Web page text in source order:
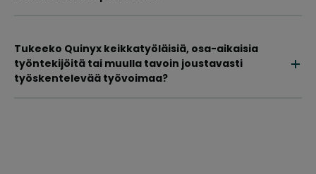
Tukeeko Quinyx keikkatyöläisiä, osa-aikaisia
työntekijöitä tai muulla tavoin joustavasti
työskentelevää työvoimaa?